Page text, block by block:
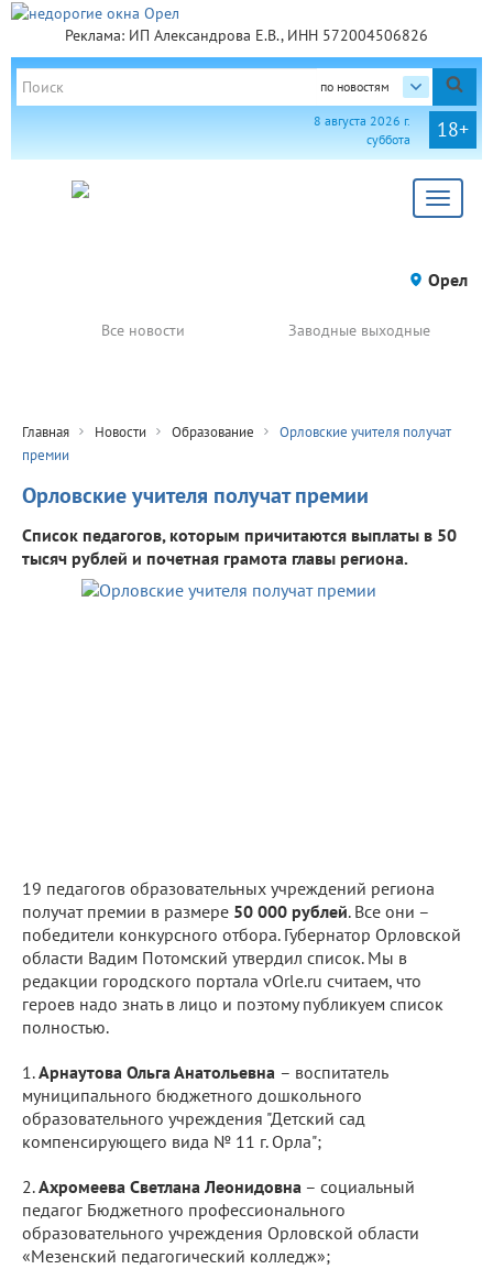
Реклама: ИП Александрова Е.В., ИНН 572004506826
по новостям
18+
8 августа 2026 г.
суббота
Toggle
Орел
Все новости Заводные выходные
Главная Новости Образование
Орловские учителя получат
премии
Орловские учителя получат премии
Список педагогов, которым причитаются выплаты в 50
тысяч рублей и почетная грамота главы региона.
19 педагогов образовательных учреждений региона
получат премии в размере 50 000 рублей. Все они –
победители конкурсного отбора. Губернатор Орловской
области Вадим Потомский утвердил список. Мы в
редакции городского портала vOrle.ru считаем, что
героев надо знать в лицо и поэтому публикуем список
полностью.
1.​Арнаутова Ольга Анатольевна – воспитатель
муниципального бюджетного дошкольного
образовательного учреждения "Детский сад
компенсирующего вида № 11 г. Орла";
2.​Ахромеева Светлана Леонидовна – социальный
педагог Бюджетного профессионального
образовательного учреждения Орловской области
«Мезенский педагогический колледж»;